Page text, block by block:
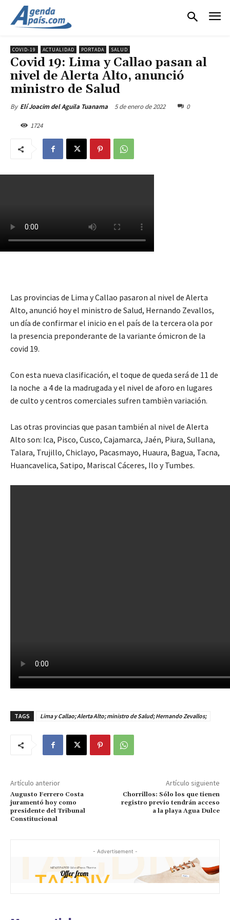
COVID-19 ACTUALIDAD PORTADA SALUD
Covid 19: Lima y Callao pasan al
nivel de Alerta Alto, anunció
ministro de Salud
By Elí Joacim del Aguila Tuanama 5 de enero de 2022 0
1724
Las provincias de Lima y Callao pasaron al nivel de Alerta
Alto, anunció hoy el ministro de Salud, Hernando Zevallos,
un día de confirmar el inicio en el país de la tercera ola por
la presencia preponderante de la variante ómicron de la
covid 19.
Con esta nueva clasificación, el toque de queda será de 11 de
la noche a 4 de la madrugada y el nivel de aforo en lugares
de culto y centros comerciales sufren tambièn variación.
Las otras provincias que pasan también al nivel de Alerta
Alto son: Ica, Pisco, Cusco, Cajamarca, Jaén, Piura, Sullana,
Talara, Trujillo, Chiclayo, Pacasmayo, Huaura, Bagua, Tacna,
Huancavelica, Satipo, Mariscal Cáceres, Ilo y Tumbes.
TAGS Lima y Callao; Alerta Alto; ministro de Salud; Hernando Zevallos;
Artículo anterior
Augusto Ferrero Costa
juramentó hoy como
presidente del Tribunal
Constitucional
Artículo siguiente
Chorrillos: Sólo los que tienen
registro previo tendrán acceso
a la playa Agua Dulce
- Advertisement -